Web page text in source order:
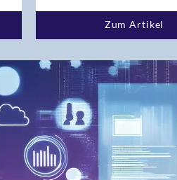
Birsfelden
Bolligen
Bonaduz
Bonstetten
Bottighofen
Bremgarten bei Bern
Zum Artikel